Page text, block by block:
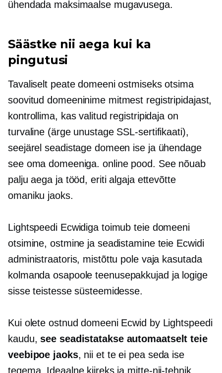
ühendada maksimaalse mugavusega.
Säästke nii aega kui ka
pingutusi
Tavaliselt peate domeeni ostmiseks otsima
soovitud domeeninime mitmest registripidajast,
kontrollima, kas valitud registripidaja on
turvaline (ärge unustage SSL-sertifikaati),
seejärel seadistage domeen ise ja ühendage
see oma domeeniga. online pood. See nõuab
palju aega ja tööd, eriti algaja ettevõtte
omaniku jaoks.
Lightspeedi Ecwidiga toimub teie domeeni
otsimine, ostmine ja seadistamine teie Ecwidi
administraatoris, mistõttu pole vaja kasutada
kolmanda osapoole teenusepakkujad ja logige
sisse teistesse süsteemidesse.
Kui olete ostnud domeeni Ecwid by Lightspeedi
kaudu,see seadistatakse automaatselt teie
veebipoe jaoks, nii et te ei pea seda ise
tegema. Ideaalne kiireks ja mitte-nii-tehnik